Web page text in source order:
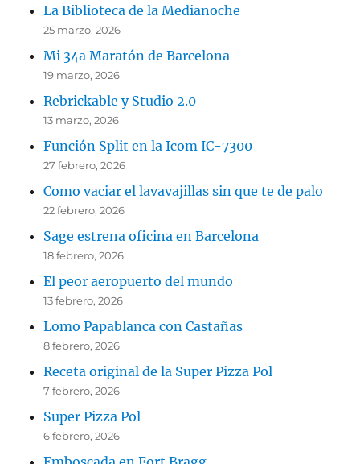
La Biblioteca de la Medianoche
25 marzo, 2026
Mi 34a Maratón de Barcelona
19 marzo, 2026
Rebrickable y Studio 2.0
13 marzo, 2026
Función Split en la Icom IC-7300
27 febrero, 2026
Como vaciar el lavavajillas sin que te de palo
22 febrero, 2026
Sage estrena oficina en Barcelona
18 febrero, 2026
El peor aeropuerto del mundo
13 febrero, 2026
Lomo Papablanca con Castañas
8 febrero, 2026
Receta original de la Super Pizza Pol
7 febrero, 2026
Super Pizza Pol
6 febrero, 2026